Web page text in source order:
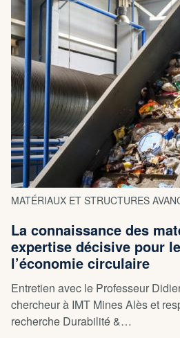
MATÉRIAUX ET STRUCTURES
La connaissance des
expertise décisive pour
l’économie circulaire
Entretien avec le Professeur
chercheur à IMT Mines Alès et
recherche Durabilité &…